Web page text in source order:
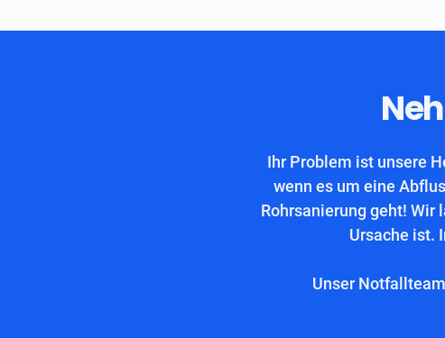
Ihr Problem ist unsere
wenn es um eine
Rohrsanierung geht! Wir
Ursache ist.
Unser